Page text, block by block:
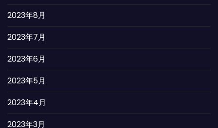
2023年8月
2023年7月
2023年6月
2023年5月
2023年4月
2023年3月